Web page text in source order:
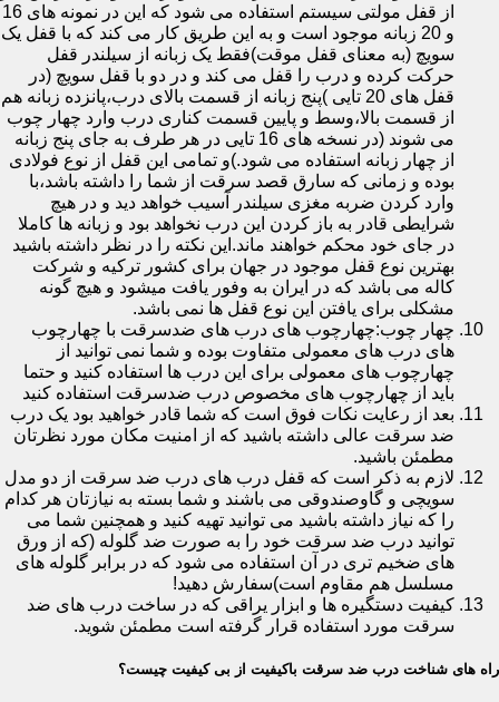
از قفل مولتی سیستم استفاده می شود که این در نمونه های 16
و 20 زبانه موجود است و به این طریق کار می کند که با قفل یک
سویچ (به معنای قفل موقت)فقط یک زبانه از سیلندر قفل
حرکت کرده و درب را قفل می کند و در دو با قفل سویچ (در
قفل های 20 تایی )پنج زبانه از قسمت بالای درب،پانزده زبانه هم
از قسمت بالا،وسط و پایین قسمت کناری درب وارد چهار چوب
می شوند (در نسخه های 16 تایی در هر طرف به جای پنج زبانه
از چهار زبانه استفاده می شود.)و تمامی این قفل از نوع فولادی
بوده و زمانی که سارق قصد سرقت از شما را داشته باشد،با
وارد کردن ضربه مغزی سیلندر آسیب خواهد دید و در هیچ
شرایطی قادر به باز کردن این درب نخواهد بود و زبانه ها کاملا
در جای خود محکم خواهند ماند.این نکته را در نظر داشته باشید
بهترین نوع قفل موجود در جهان برای کشور ترکیه و شرکت
کاله می باشد که در ایران به وفور یافت میشود و هیچ گونه
مشکلی برای یافتن این نوع قفل ها نمی باشد.
چهار چوب:چهارچوب های درب های ضدسرقت با چهارچوب
های درب های معمولی متفاوت بوده و شما نمی توانید از
چهارچوب های معمولی برای این درب ها استفاده کنید و حتما
باید از چهارچوب های مخصوص درب ضدسرقت استفاده کنید
بعد از رعایت نکات فوق است که شما قادر خواهید بود یک درب
ضد سرقت عالی داشته باشید که از امنیت مکان مورد نظرتان
مطمئن باشید.
لازم به ذکر است که قفل درب های درب ضد سرقت از دو مدل
سویچی و گاوصندوقی می باشند و شما بسته به نیازتان هر کدام
را که نیاز داشته باشید می توانید تهیه کنید و همچنین شما می
توانید درب ضد سرقت خود را به صورت ضد گلوله (که از ورق
های ضخیم تری در آن استفاده می شود که در برابر گلوله های
مسلسل هم مقاوم است)سفارش دهید!
کیفیت دستگیره ها و ابزار یراقی که در ساخت درب های ضد
سرقت مورد استفاده قرار گرفته است مطمئن شوید.
راه های شناخت درب ضد سرقت باکیفیت از بی کیفیت چیست؟